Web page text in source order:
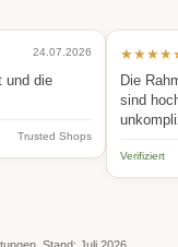
24.07.2026
und die
Trusted Shops
Die
sind
Verifiziert